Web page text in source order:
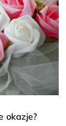
okazje?